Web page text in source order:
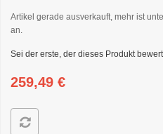
Artikel gerade ausverkauft, mehr ist
an.
Sei der erste, der dieses Produkt
259,49 €